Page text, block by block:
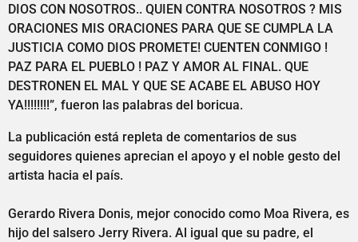
DIOS CON NOSOTROS.. QUIEN CONTRA NOSOTROS ? MIS
ORACIONES MIS ORACIONES PARA QUE SE CUMPLA LA
JUSTICIA COMO DIOS PROMETE! CUENTEN CONMIGO !
PAZ PARA EL PUEBLO ! PAZ Y AMOR AL FINAL. QUE
DESTRONEN EL MAL Y QUE SE ACABE EL ABUSO HOY
YA!!!!!!!!”, fueron las palabras del boricua.
La publicación está repleta de comentarios de sus
seguidores quienes aprecian el apoyo y el noble gesto del
artista hacia el país.
Gerardo Rivera Donis, mejor conocido como Moa Rivera, es
hijo del salsero Jerry Rivera. Al igual que su padre, el